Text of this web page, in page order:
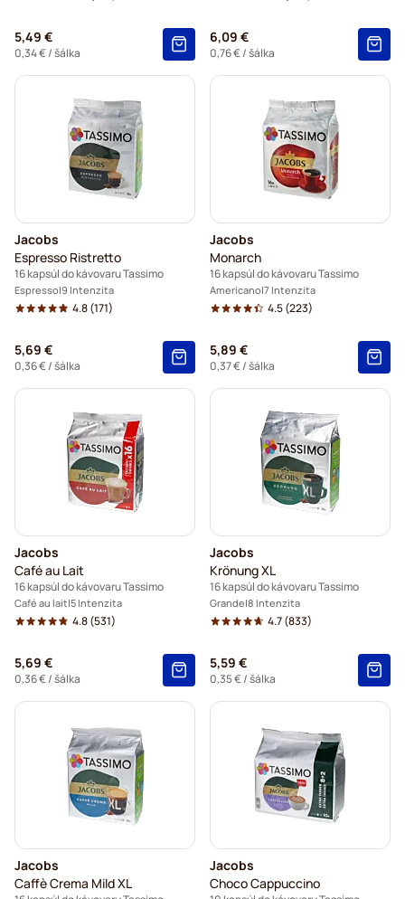
5,49 €
0,34 €/ šálka
6,09 €
0,76 €/ šálka
Jacobs
Espresso Ristretto
16 kapsúl do kávovaru Tassimo
Espresso 9 Intenzita
4.8(171)
5,69 €
0,36 €/ šálka
Jacobs
Monarch
16 kapsúl do kávovaru Tassimo
Americano 7 Intenzita
4.5(223)
5,89 €
0,37 €/ šálka
Jacobs
Café au Lait
16 kapsúl do kávovaru Tassimo
Café au lait 5 Intenzita
4.8(531)
5,69 €
0,36 €/ šálka
Jacobs
Krönung XL
16 kapsúl do kávovaru Tassimo
Grande 8 Intenzita
4.7(833)
5,59 €
0,35 €/ šálka
Jacobs
Caffè Crema Mild XL
Jacobs
Choco Cappuccino